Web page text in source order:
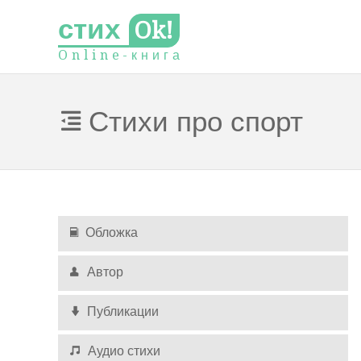
стих Ok!
O n l i n e - к н и г а
Стихи про спорт
Обложка
Автор
Публикации
Аудио стихи